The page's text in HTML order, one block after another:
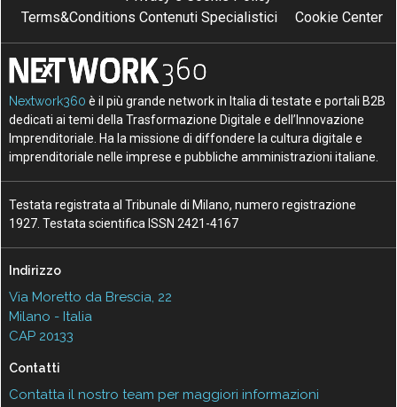
Terms&Conditions Contenuti Specialistici
Cookie Center
Nextwork360 è il più grande network in Italia di testate e portali B2B
dedicati ai temi della Trasformazione Digitale e dell’Innovazione
Imprenditoriale. Ha la missione di diffondere la cultura digitale e
imprenditoriale nelle imprese e pubbliche amministrazioni italiane.
Testata registrata al Tribunale di Milano, numero registrazione
1927. Testata scientifica ISSN 2421-4167
Indirizzo
Via Moretto da Brescia, 22
Milano - Italia
CAP 20133
Contatti
Contatta il nostro team per maggiori informazioni